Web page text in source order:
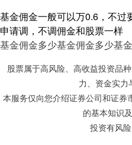
基金佣金一般可以万0.6，不
申请调，不调佣金和股票一样
基金佣金多少基金佣金多少基
股票属于高风险、高收益投资品
力、资金实力
本服务仅向您介绍证券公司和证券
的基本知识
投资有风